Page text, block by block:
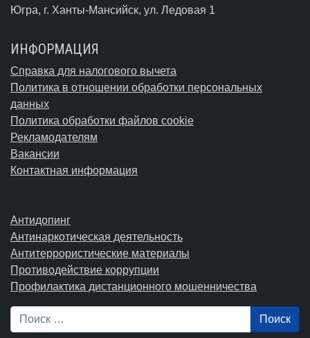
Югра, г. Ханты-Мансийск, ул. Ледовая 1
ИНФОРМАЦИЯ
Справка для налогового вычета
Политика в отношении обработки персональных
данных
Политика обработки файлов cookie
Рекламодателям
Вакансии
Контактная информация
Антидопинг
Антинаркотическая деятельность
Антитеррористические материалы
Противодействие коррупции
Профилактика дистанционного мошенничества
Поиск